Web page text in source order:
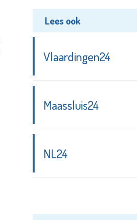
Lees ook
Vlaardingen24
Maassluis24
NL24